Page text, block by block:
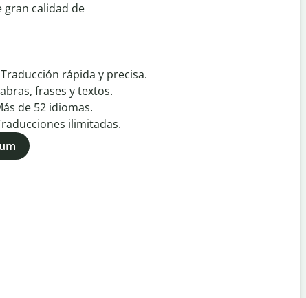
gran calidad de
Traducción rápida y precisa.
frases y textos.
de 52 idiomas.
ilimitadas.